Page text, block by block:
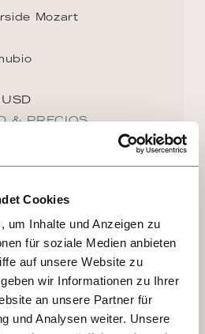
Cookies
um Inhalte und Anzeigen zu
für soziale Medien anbieten
auf unsere Website zu
wir Informationen zu Ihrer
an unsere Partner für
und Analysen weiter. Unsere
Mozart
& PRECIOS
LA RUTA
de elegancia imperial y
Antiguo corazón de